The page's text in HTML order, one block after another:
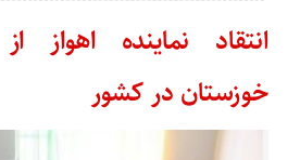
انتقاد نماینده اهواز
خوزستان در کشور